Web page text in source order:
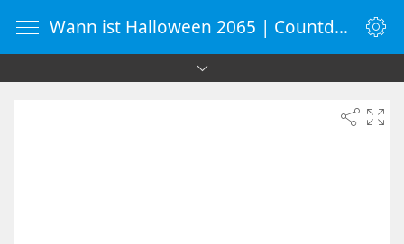
Wann ist Halloween 2065 | Countdown-Timer | WebUhr.de